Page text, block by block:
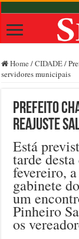
Home /CIDADE/
servidores municipais
Prefeito
reajuste
Está
tarde
fevereiro,
gabinete
um
Pinheiro
os